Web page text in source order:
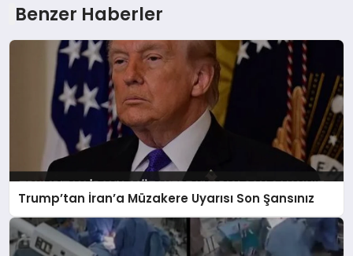
Benzer Haberler
Trump’tan İran’a Müzakere Uyarısı Son Şansınız